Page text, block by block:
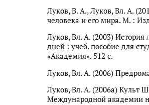
Луков, В. А., Луков, Вл. А.
человека и его мира. М. :
Луков, Вл. А. (2003) История
дней : учеб. пособие для
«Академия». 512 с.
Луков, Вл. А. (2006)
Луков, Вл. А. (2006a) Культ
Международной академии